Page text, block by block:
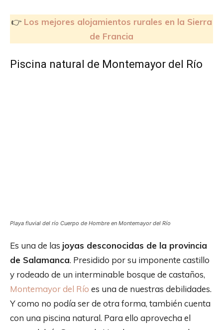
👉 Los mejores alojamientos rurales en la Sierra
de Francia
Piscina natural de Montemayor del Río
Playa fluvial del río Cuerpo de Hombre en Montemayor del Río
Es una de las joyas desconocidas de la provincia
de Salamanca. Presidido por su imponente castillo
y rodeado de un interminable bosque de castaños,
Montemayor del Río es una de nuestras debilidades.
Y como no podía ser de otra forma, también cuenta
con una piscina natural. Para ello aprovecha el